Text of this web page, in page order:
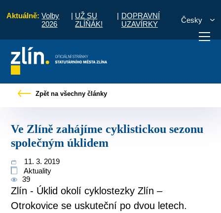
Aktuálně: Volby
2026
| UŽ SU
ZLÍŇÁK!
| DOPRAVNÍ
UZAVÍRKY
Česky
vyřídit Potřebuji zaplatit
Zpět na všechny články
Ve Zlíně zahájíme cyklistickou sezonu
společným úklidem
11. 3. 2019
Aktuality
39
Zlín - Úklid okolí cyklostezky Zlín –
Otrokovice se uskuteční po dvou letech.